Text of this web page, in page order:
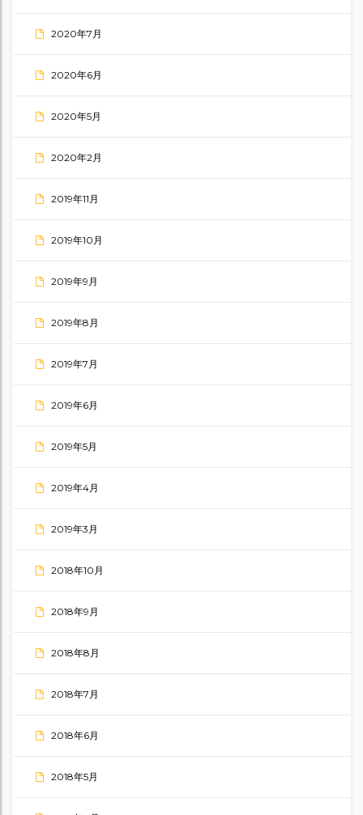
2020年7月
2020年6月
2020年5月
2020年2月
2019年11月
2019年10月
2019年9月
2019年8月
2019年7月
2019年6月
2019年5月
2019年4月
2019年3月
2018年10月
2018年9月
2018年8月
2018年7月
2018年6月
2018年5月